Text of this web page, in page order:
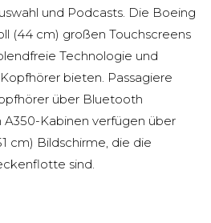
und Podcasts. Die Boeing
(44 cm) großen Touchscreens
Technologie und
bieten. Passagiere
über Bluetooth
A350-Kabinen verfügen über
cm) Bildschirme, die die
sind.